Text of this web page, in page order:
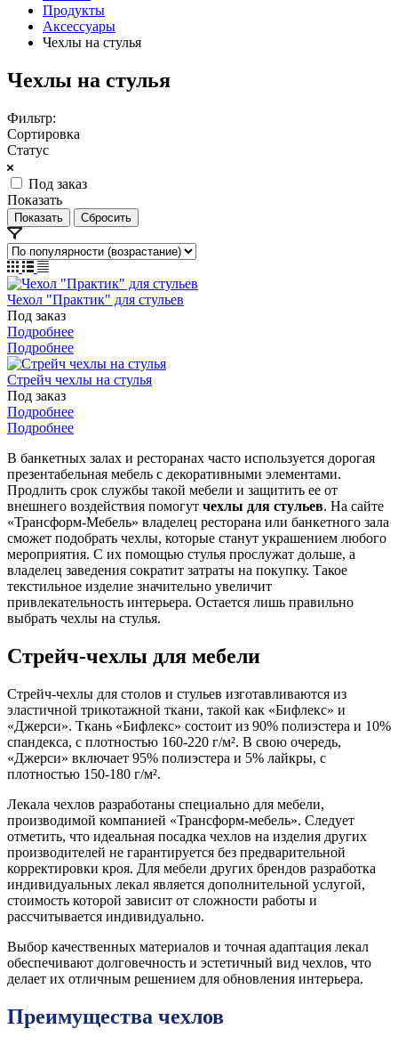
Продукты
Аксессуары
Чехлы на стулья
Чехлы на стулья
Фильтр:
Сортировка
Статус
Под заказ
Показать
Сбросить
Чехол "Практик" для стульев
Под заказ
Подробнее
Подробнее
Стрейч чехлы на стулья
Под заказ
Подробнее
Подробнее
В банкетных залах и ресторанах часто используется дорогая
презентабельная мебель с декоративными элементами.
Продлить срок службы такой мебели и защитить ее от
внешнего воздействия помогут чехлы для стульев. На сайте
«Трансформ-Мебель» владелец ресторана или банкетного зала
сможет подобрать чехлы, которые станут украшением любого
мероприятия. С их помощью стулья прослужат дольше, а
владелец заведения сократит затраты на покупку. Такое
текстильное изделие значительно увеличит
привлекательность интерьера. Остается лишь правильно
выбрать чехлы на стулья.
Стрейч-чехлы для мебели
Стрейч-чехлы для столов и стульев изготавливаются из
эластичной трикотажной ткани, такой как «Бифлекс» и
«Джерси». Ткань «Бифлекс» состоит из 90% полиэстера и 10%
спандекса, с плотностью 160-220 г/м². В свою очередь,
«Джерси» включает 95% полиэстера и 5% лайкры, с
плотностью 150-180 г/м².
Лекала чехлов разработаны специально для мебели,
производимой компанией «Трансформ-мебель». Следует
отметить, что идеальная посадка чехлов на изделия других
производителей не гарантируется без предварительной
корректировки кроя. Для мебели других брендов разработка
индивидуальных лекал является дополнительной услугой,
стоимость которой зависит от сложности работы и
рассчитывается индивидуально.
Выбор качественных материалов и точная адаптация лекал
обеспечивают долговечность и эстетичный вид чехлов, что
делает их отличным решением для обновления интерьера.
Преимущества чехлов